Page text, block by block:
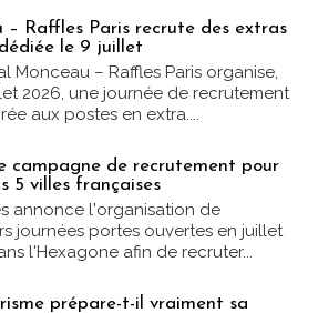
– Raffles Paris recrute des extras
le 9 juillet
Monceau – Raffles Paris organise,
2026, une journée de recrutement
aux postes en extra....
campagne de recrutement pour
5 villes françaises
annonce l'organisation de
journées portes ouvertes en juillet
l'Hexagone afin de recruter...
prépare-t-il vraiment sa